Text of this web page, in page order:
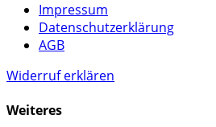
Impressum
Datenschutzerklärung
AGB
Widerruf erklären
Weiteres